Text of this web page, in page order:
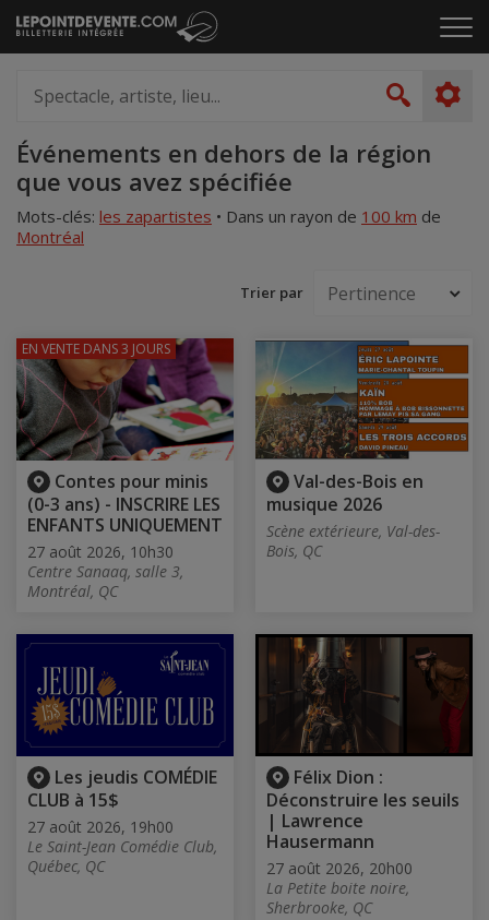
Passer
au
le
artiste,
lieu...
Accueil
Événements en dehors de la région
que vous avez spécifiée
Mots-clés: les zapartistes • Dans un rayon de 100 km de
Montréal
Trier par
Contes pour minis
(0-3 ans) - INSCRIRE LES
ENFANTS UNIQUEMENT
27 août 2026, 10h30
Centre Sanaaq, salle 3,
Montréal, QC
EN VENTE DANS 3 JOURS
Val-des-Bois en
musique 2026
Scène extérieure, Val-des-
Bois, QC
Les jeudis COMÉDIE
CLUB à 15$
27 août 2026, 19h00
Le Saint-Jean Comédie Club,
Québec, QC
Félix Dion :
Déconstruire les seuils
| Lawrence
Hausermann
27 août 2026, 20h00
La Petite boite noire,
Sherbrooke, QC